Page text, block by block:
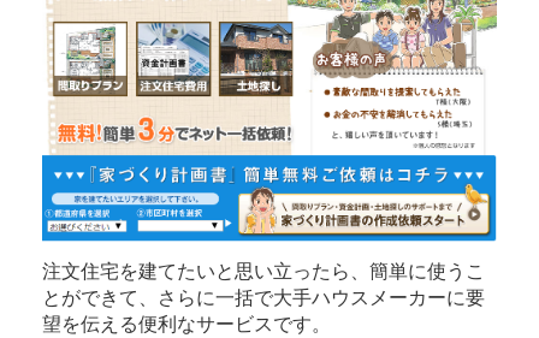
注文住宅を建てたいと思い立ったら、簡単に使うこ
とができて、さらに一括で大手ハウスメーカーに要
望を伝える便利なサービスです。